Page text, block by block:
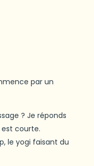
par un
? Je réponds
courte.
le yogi faisant du